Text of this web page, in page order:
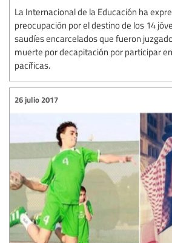
La Internacional de la Educación ha
preocupación por el destino de los 14
saudíes encarcelados que fueron
muerte por decapitación por participar
pacíficas.
26 julio 2017